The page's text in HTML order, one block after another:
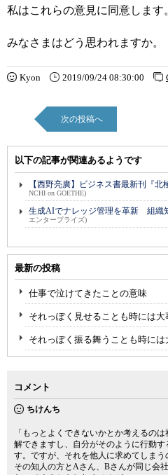
私はこれらの意見に同意します
みなさまはどう思われますか。
Kyon 2019/09/24 08:30:00
次の投稿へ
以下の記事が関連あるようです
【西野亮廣】ビジネス書最新刊『
NCHI on GOETHE)
生成AIでナレッジ管理を革新 組織
エンタープライズ)
最新の投稿
仕事で泣けてきたことの意味
それっぽく見せることも時には
それっぽく振る舞うことも時に
コメント
ちけんち
「もっとよくできないかとか考えるの
解できますし、自分がそのように行動
す。ですが、それを他人に求めてしまう
その知人の方とAさん、Bさんが同じ会